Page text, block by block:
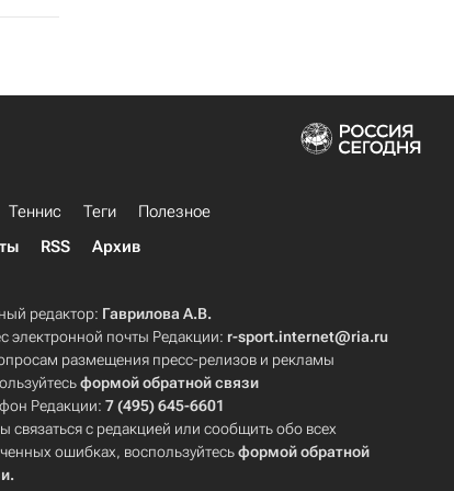
Теннис Теги
Полезное
RSS Архив
редактор: Гаврилова А.В.
электронной почты Редакции: r-sport.internet@ria.ru
размещения пресс-релизов и рекламы
формой обратной связи
Редакции:7 (495) 645-6601
связаться с редакцией или сообщить обо всех
ошибках, воспользуйтесьформой обратной
.